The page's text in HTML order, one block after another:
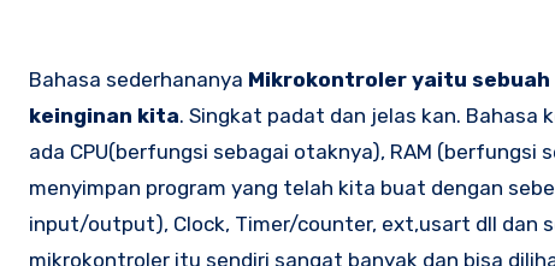
Bahasa sederhananya Mikrokontroler yaitu
keinginan kita. Singkat padat dan jelas kan. Bahasa
ada CPU(berfungsi sebagai otaknya), RAM (berfungsi
menyimpan program yang telah kita buat dengan
input/output), Clock, Timer/counter, ext,usart dll dan
mikrokontroler itu sendiri sangat banyak dan bisa